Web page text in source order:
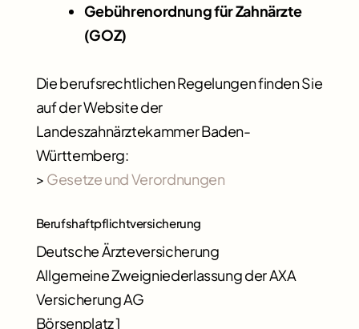
Gebührenordnung für Zahnärzte
(GOZ)
Die berufsrechtlichen Regelungen finden Sie
auf der Website der
Landeszahnärztekammer Baden-
Württemberg:
> Gesetze und Verordnungen
Berufshaftpflichtversicherung
Deutsche Ärzteversicherung
Allgemeine Zweigniederlassung der AXA
Versicherung AG
Börsenplatz 1